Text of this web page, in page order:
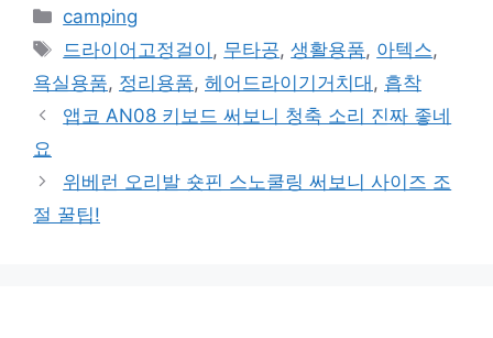
카
테
리
camping
태
그
드라이어고정걸이 , 무타공,생활용품, 아텍스,
욕실용품, 정리용품, 헤어드라이기거치대 , 흡착
앱코 AN08 키보드 써보니 청축 소리 진짜 좋네
요
위베런 오리발 숏핀 스노쿨링 써보니 사이즈 조
절 꿀팁!